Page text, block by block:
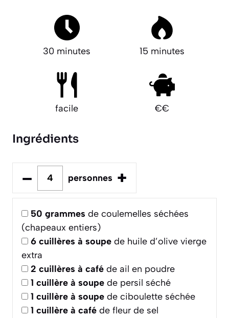
30 minutes 15 minutes
facile €€
Ingrédients
– personnes +
50 grammes de coulemelles séchées
(chapeaux entiers)
6 cuillères à soupe de huile d’olive vierge
extra
2 cuillères à café de ail en poudre
1 cuillère à soupe de persil séché
1 cuillère à soupe de ciboulette séchée
1 cuillère à café de fleur de sel